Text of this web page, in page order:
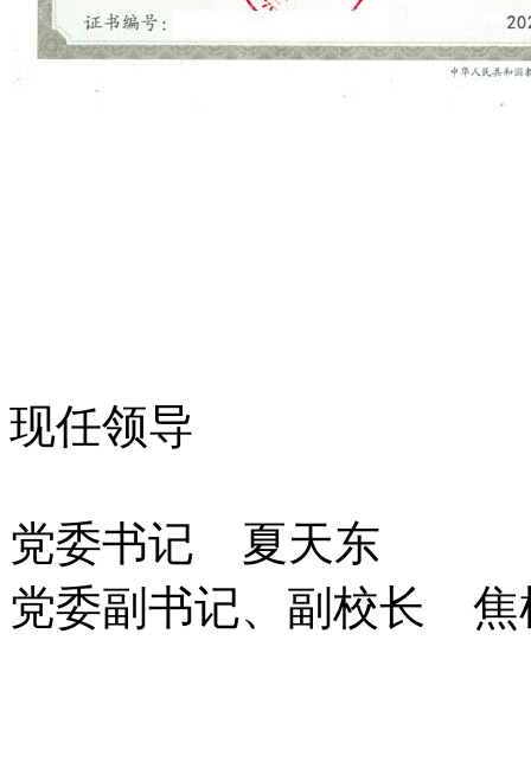
现任领导
党委书记 夏天东
党委副书记、副校长 焦